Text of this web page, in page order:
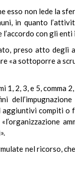
esso non lede la
in quanto
l’accordo con gli
preso atto
«a sottoporre a
2, 3, e 5, comma
compiti
nel ricorso,